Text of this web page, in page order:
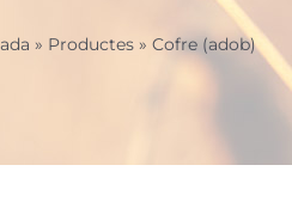
» Productes » Cofre (adob)